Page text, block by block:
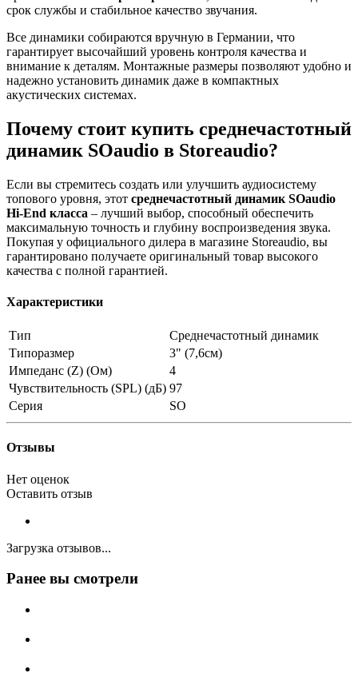
срок службы и стабильное качество звучания.
Все динамики собираются вручную в Германии, что
гарантирует высочайший уровень контроля качества и
внимание к деталям. Монтажные размеры позволяют удобно и
надежно установить динамик даже в компактных
акустических системах.
Почему стоит купить среднечастотный
динамик SOaudio в Storeaudio?
Если вы стремитесь создать или улучшить аудиосистему
топового уровня, этот среднечастотный динамик SOaudio
Hi-End класса – лучший выбор, способный обеспечить
максимальную точность и глубину воспроизведения звука.
Покупая у официального дилера в магазине Storeaudio, вы
гарантировано получаете оригинальный товар высокого
качества с полной гарантией.
Характеристики
Тип
Среднечастотный динамик
Типоразмер
3" (7,6см)
Импеданс (Z) (Ом)
4
Чувствительность (SPL) (дБ) 97
Серия
SO
Отзывы
Нет оценок
Оставить отзыв
Загрузка отзывов...
Ранее вы смотрели